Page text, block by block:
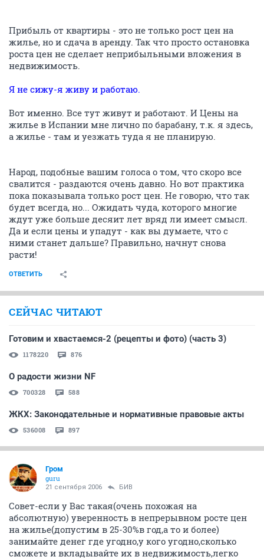
Прибыль от квартиры - это не только рост цен на
жилье, но и сдача в аренду. Так что просто остановка
роста цен не сделает неприбыльными вложения в
недвижимость.
Я не сижу-я живу и работаю.
Вот именно. Все тут живут и работают. И Цены на
жилье в Испании мне лично по барабану, т.к. я здесь,
а жилье - там и уезжать туда я не планирую.
Народ, подобные вашим голоса о том, что скоро все
свалится - раздаются очень давно. Но вот практика
пока показывала только рост цен. Не говорю, что так
будет всегда, но... Ожидать чуда, которого многие
ждут уже больше десяит лет вряд ли имеет смысл.
Да и если цены и упадут - как вы думаете, что с
ними станет дальше? Правильно, начнут снова
расти!
ОТВЕТИТЬ
СЕЙЧАС ЧИТАЮТ
Готовим и хвастаемся-2 (рецепты и фото) (часть 3)
1178220 876
О радости жизни NF
700328 588
ЖКХ: Законодательные и нормативные правовые акты
536008 897
Гром
guru
21 сентября 2006 БИВ
Совет-если у Вас такая(очень похожая на
абсолютную) уверенность в непрерывном росте цен
на жилье(допустим в 25-30%в год,а то и более)
занимайте денег где угодно,у кого угодно,сколько
сможете и вкладывайте их в недвижимость,легко